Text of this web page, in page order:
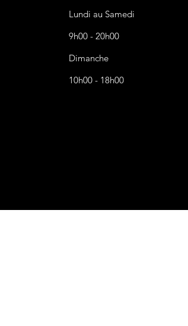
Lundi au Samedi
9h00 - 20h00
Dimanche
10h00 - 18h00